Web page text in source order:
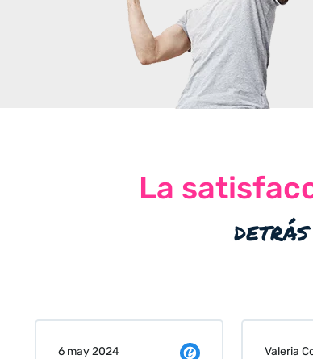
La
Valeria Comellas 25 abr